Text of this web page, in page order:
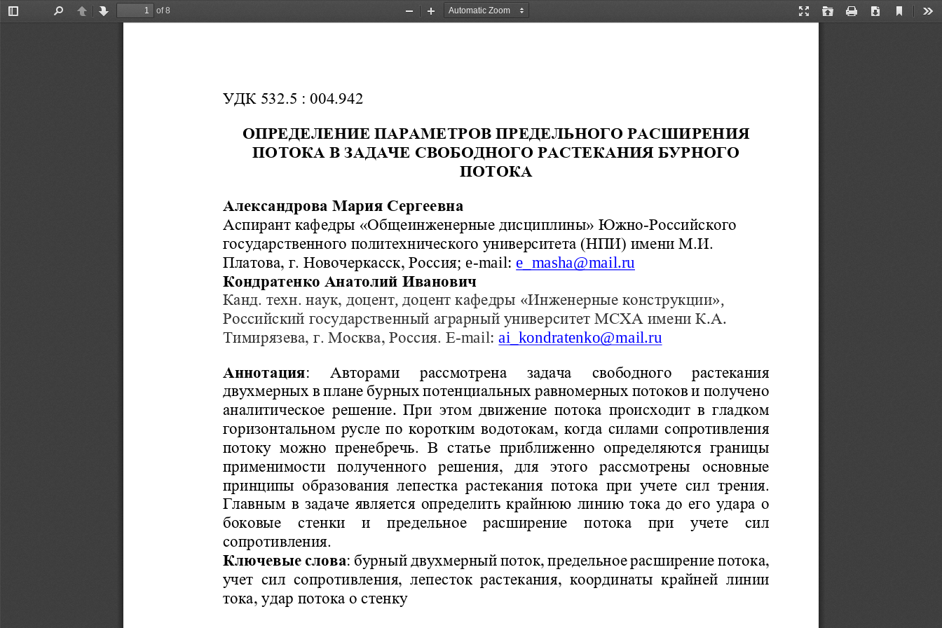
Toggle
PreviousNext
of 8
Presentation
Open Print Download
Current
Zoom
Zoom
УДК 532.5 : 004.942
ОПРЕДЕЛЕНИЕ ПАРАМЕТРОВ ПРЕДЕЛЬНОГО РАСШИРЕНИЯ
ПОТОКА В ЗАДАЧЕ СВОБОДНОГО РАСТЕКАНИЯ БУРНОГО
ПОТОКА
Александрова Мария Сергеевна
Аспирант кафедры «Общеинженерные дисциплины» Южно -Российского
государственного политехнического университета (НПИ) имени М.И.
Платова   , г. Новочеркасск, Россия; e-mail: e_masha@mail .ru
Кондратенко Анатолий Иванович
Канд. техн. наук, доцент доцент кафедр   ы «Инженерные конструкции»,
Российский государственный аграрный университет МСХА имени   К А
Тимирязева , г. Москва , Россия. Е -mail: ai_ kondratenko@mail .ru
Аннотация:  Авторами рассмотрена  задача
свободного  растекания
двухмерных в плане бурных потенциальных равномерных потоков и получено
аналитическое решение
При этом движение потока происходит в гладком
горизонтальном русле по коротким водотокам, когда силами сопротивления
потоку можно пренебречь. В статье приближенно определяются границы
применимости  полученного  решения,  для  этого  рассмотрены  основные
принципы образования лепестка растекания потока при учете сил трения.
Главным в задаче является определить крайнюю линию тока до его удара о
боковые  стенки  и  предельное  расширение  потока  при  учете  сил
сопротивления.
Ключе   вые слова: бурный двухмерный поток,    предельное расширение потока,
учет сил сопротивления, лепесток растекания, координаты крайней линии
тока, удар потока о стенку